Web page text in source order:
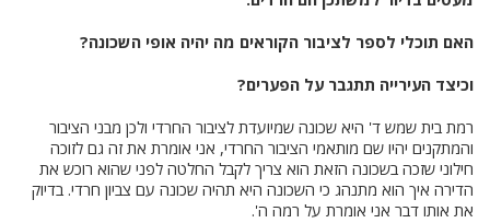
האם תוכלי לספר לציבור הקוראים מה יהיה אופי השכונה?
וכיצד העירייה תתגבר על הפערים?
רמת בית שמש ד' היא שכונה שמיועדת לציבור החרדי ולכן מבני הציבור
והמתקנים יהיו שם מותאמי הציבור החרדי, אני אומרת את זה גם לזוכה
חילוני שזכה בשכונה הזאת הוא צריך לקבל החלטה לפני שהוא רוכש את
הדירה איך הוא מתנהג כי השכונה היא תהיה שכונה עם צביון חרדי. בדיוק
את אותו דבר אני אומרת על רמה ה'.